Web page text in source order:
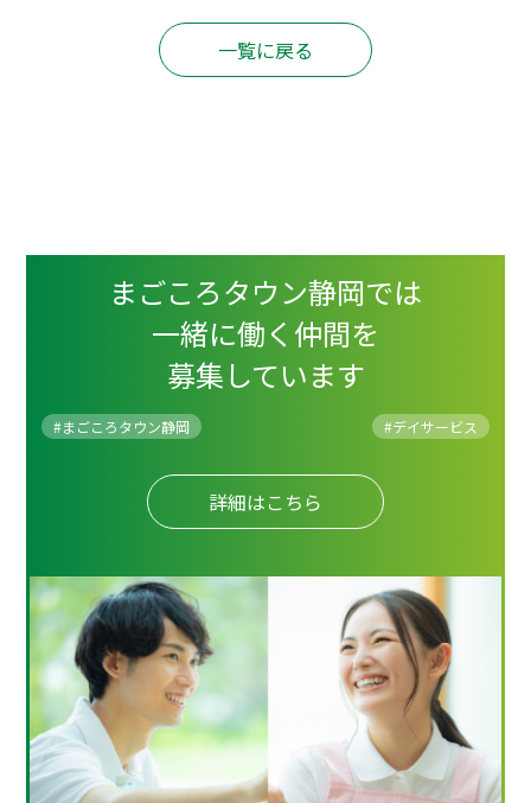
一覧に戻る
まごころタウン静岡では
一緒に働く仲間を
募集しています
#まごころタウン静岡 #デイサービス
詳細はこちら